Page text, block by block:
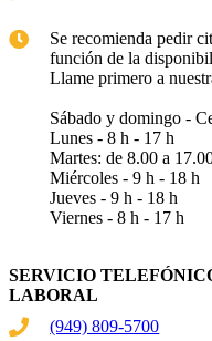
Se recomienda pedir
función de la
Llame primero a
Sábado y domingo -
Lunes - 8 h - 17 h
Martes: de 8.00 a
Miércoles - 9 h - 18 h
Jueves - 9 h - 18 h
Viernes - 8 h - 17 h
SERVICIO
LABORAL
(949) 809-5700